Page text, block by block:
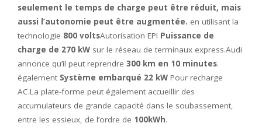
seulement le temps de charge peut être réduit, mais
aussi l’autonomie peut être augmentée. en utilisant la
technologie 800 voltsAutorisation EPI Puissance de
charge de 270 kW sur le réseau de terminaux express.Audi
annonce qu’il peut reprendre 300 km en 10 minutes.
également Système embarqué 22 kW Pour recharge
AC.La plate-forme peut également accueillir des
accumulateurs de grande capacité dans le soubassement,
entre les essieux, de l’ordre de 100kWh.